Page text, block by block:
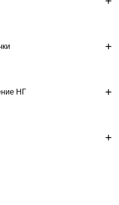
НГ